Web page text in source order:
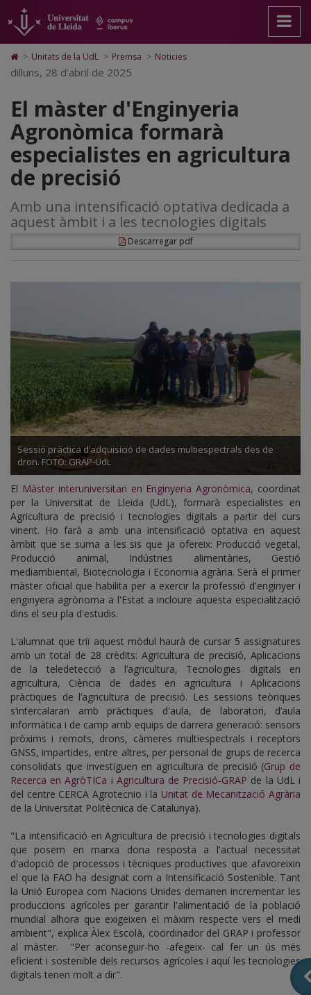
màster
d'Enginyeria
Agronòmica
formarà
especialistes
en
agricultura
de
precisió
pàgina
principal.
Universitat
Lleida
contingut
principal
Mapa
Web.
Universitat
Cerca
Accessibilitat.
Universitat
Lleida
Icono
de
Home
ir
a
la
página
de
inicio
> Unitats de la UdL > Premsa > Noticies
dilluns, 28 d’abril de 2025
El màster d'Enginyeria
Agronòmica formarà
especialistes en agricultura
de precisió
Amb una intensificació optativa dedicada a
aquest àmbit i a les tecnologies digitals
Descarregar pdf
Sessió pràctica d’adquisició de dades multiespectrals des de
dron. FOTO: GRAP-UdL
El Màster interuniversitari en Enginyeria Agronòmica, coordinat
per la Universitat de Lleida (UdL), formarà especialistes en
Agricultura de precisió i tecnologies digitals a partir del curs
vinent. Ho farà a amb una intensificació optativa en aquest
àmbit que se suma a les sis que ja ofereix: Producció vegetal,
Producció animal, Indústries alimentàries, Gestió
mediambiental, Biotecnologia i Economia agrària. Serà el primer
màster oficial que habilita per a exercir la professió d'enginyer i
enginyera agrònoma a l'Estat a incloure aquesta especialització
dins el seu pla d'estudis.
L'alumnat que triï aquest mòdul haurà de cursar 5 assignatures
amb un total de 28 crèdits: Agricultura de precisió, Aplicacions
de la teledetecció a l’agricultura, Tecnologies digitals en
agricultura, Ciència de dades en agricultura i Aplicacions
pràctiques de l’agricultura de precisió. Les sessions teòriques
s’intercalaran amb pràctiques d'aula, de laboratori, d’aula
informàtica i de camp amb equips de darrera generació: sensors
pròxims i remots, drons, càmeres multiespectrals i receptors
GNSS, impartides, entre altres, per personal de grups de recerca
consolidats que investiguen en agricultura de precisió (Grup de
Recerca en AgròTICa i Agricultura de Precisió-GRAP de la UdL i
del centre CERCA Agrotecnio i la Unitat de Mecanització Agrària
de la Universitat Politècnica de Catalunya).
"La intensificació en Agricultura de precisió i tecnologies digitals
que posem en marxa dona resposta a l'actual necessitat
d'adopció de processos i tècniques productives que afavoreixin
el que la FAO ha designat com a Intensificació Sostenible. Tant
la Unió Europea com Nacions Unides demanen incrementar les
produccions agrícoles per garantir l'alimentació de la població
mundial alhora que exigeixen el màxim respecte vers el medi
ambient", explica Àlex Escolà, coordinador del GRAP i professor
al màster. "Per aconseguir-ho -afegeix- cal fer un ús més
eficient i sostenible dels recursos agrícoles i aquí les tecnologies
digitals tenen molt a dir".